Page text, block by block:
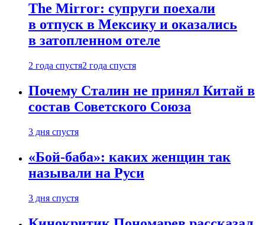
The Mirror: супруги поехали
в отпуск в Мексику и оказались
в затопленном отеле
2 года спустя2 года спустя
Почему Сталин не принял Китай в
состав Советского Союза
3 дня спустя
«Бой-баба»: каких женщин так
называли на Руси
3 дня спустя